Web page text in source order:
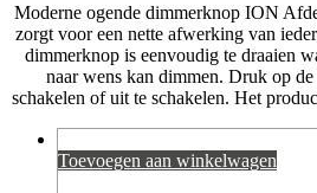
Moderne ogende dimmerknop ION
zorgt voor een nette afwerking van
dimmerknop is eenvoudig te draaien
naar wens kan dimmen. Druk op
schakelen of uit te schakelen. Het
Toevoegen aan winkelwagen